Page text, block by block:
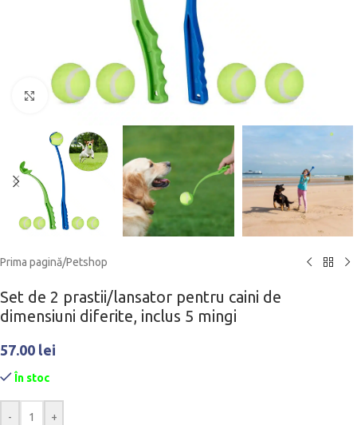
Click to enlarge
Prima pagină/Petshop
Set de 2 prastii/lansator pentru caini de
dimensiuni diferite, inclus 5 mingi
57.00 lei
În stoc
- +